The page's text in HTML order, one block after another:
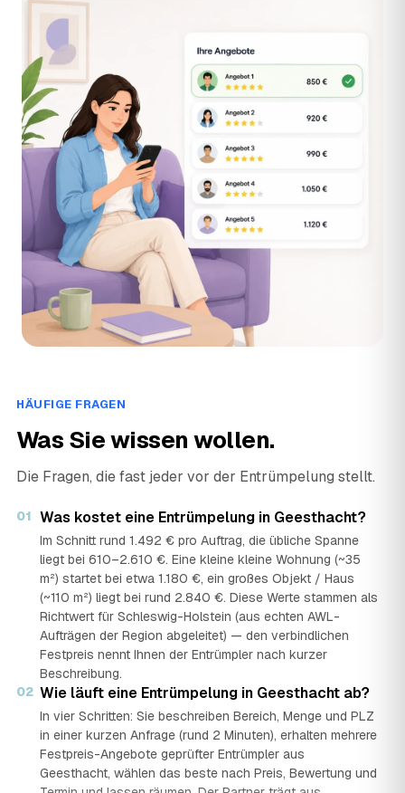
HÄUFIGE FRAGEN
Was Sie wissen wollen.
Die Fragen, die fast jeder vor der Entrümpelung stellt.
01 Was kostet eine Entrümpelung in Geesthacht?
Im Schnitt rund 1.492 € pro Auftrag, die übliche Spanne
liegt bei 610–2.610 €. Eine kleine kleine Wohnung (~35
m²) startet bei etwa 1.180 €, ein großes Objekt / Haus
(~110 m²) liegt bei rund 2.840 €. Diese Werte stammen als
Richtwert für Schleswig-Holstein (aus echten AWL-
Aufträgen der Region abgeleitet) — den verbindlichen
Festpreis nennt Ihnen der Entrümpler nach kurzer
Beschreibung.
02 Wie läuft eine Entrümpelung in Geesthacht ab?
In vier Schritten: Sie beschreiben Bereich, Menge und PLZ
in einer kurzen Anfrage (rund 2 Minuten), erhalten mehrere
Festpreis-Angebote geprüfter Entrümpler aus
Geesthacht, wählen das beste nach Preis, Bewertung und